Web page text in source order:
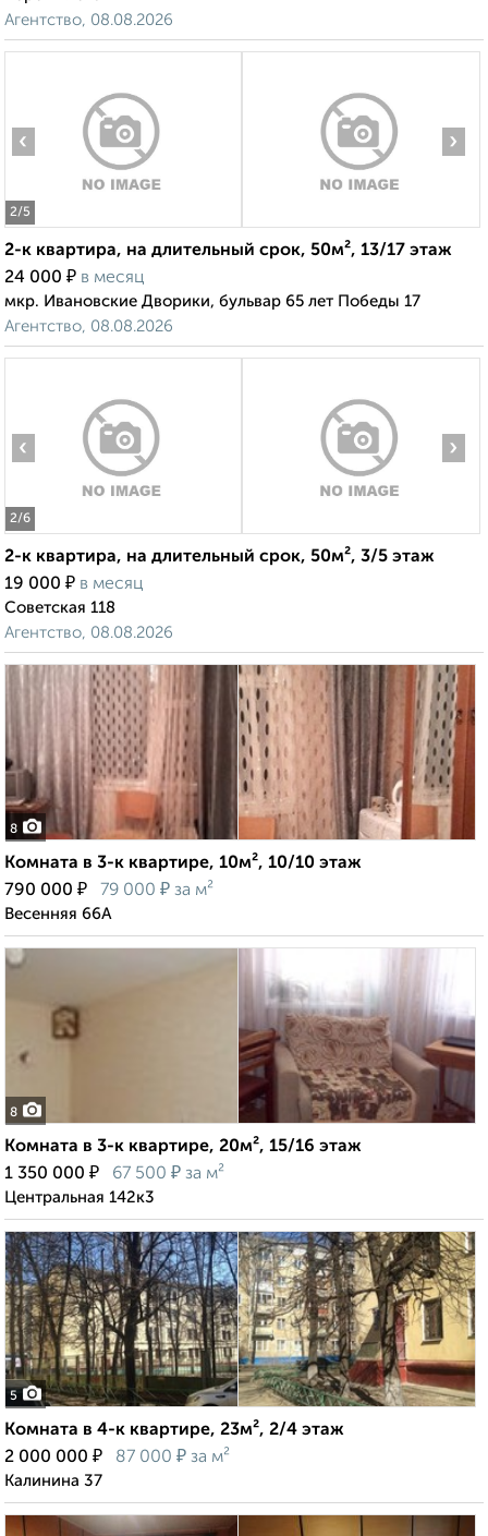
Агентство, 08.08.2026
2/5
‹ ›
2-к квартира, на длительный срок, 50м², 13/17 этаж
24 000 ₽ в месяц
мкр. Ивановские Дворики, бульвар 65 лет Победы 17
Агентство, 08.08.2026
2/6
‹ ›
2-к квартира, на длительный срок, 50м², 3/5 этаж
19 000 ₽ в месяц
Советская 118
Агентство, 08.08.2026
8
Комната в 3-к квартире, 10м², 10/10 этаж
790 000 ₽ 79 000 ₽ за м²
Весенняя 66А
8
Комната в 3-к квартире, 20м², 15/16 этаж
1 350 000 ₽ 67 500 ₽ за м²
Центральная 142к3
5
Комната в 4-к квартире, 23м², 2/4 этаж
2 000 000 ₽ 87 000 ₽ за м²
Калинина 37